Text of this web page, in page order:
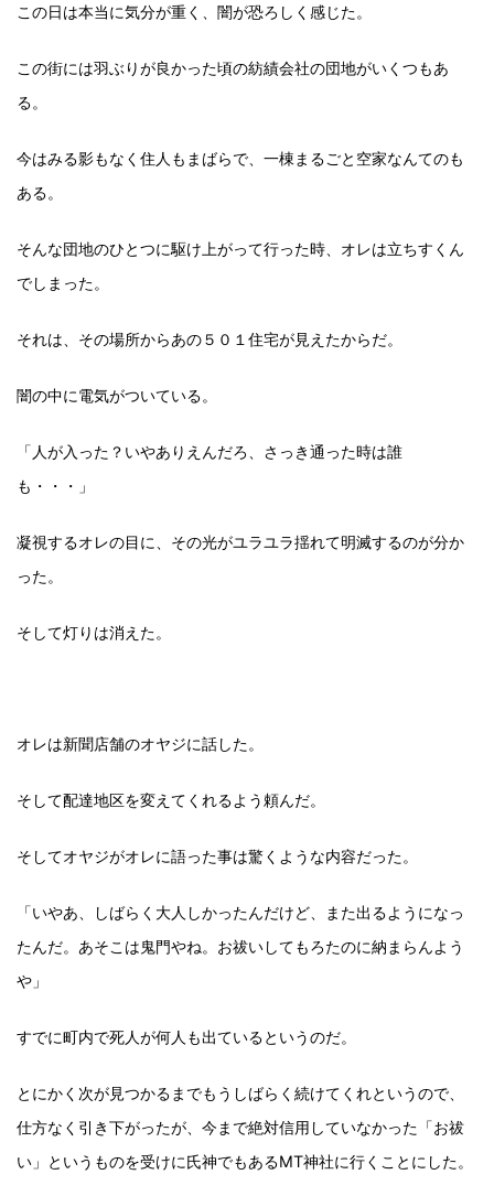
この日は本当に気分が重く、闇が恐ろしく感じた。
この街には羽ぶりが良かった頃の紡績会社の団地がいくつもあ
る。
今はみる影もなく住人もまばらで、一棟まるごと空家なんてのも
ある。
そんな団地のひとつに駆け上がって行った時、オレは立ちすくん
でしまった。
それは、その場所からあの５０１住宅が見えたからだ。
闇の中に電気がついている。
「人が入った？いやありえんだろ、さっき通った時は誰
も・・・」
凝視するオレの目に、その光がユラユラ揺れて明滅するのが分か
った。
そして灯りは消えた。
オレは新聞店舗のオヤジに話した。
そして配達地区を変えてくれるよう頼んだ。
そしてオヤジがオレに語った事は驚くような内容だった。
「いやあ、しばらく大人しかったんだけど、また出るようになっ
たんだ。あそこは鬼門やね。お祓いしてもろたのに納まらんよう
や」
すでに町内で死人が何人も出ているというのだ。
とにかく次が見つかるまでもうしばらく続けてくれというので、
仕方なく引き下がったが、今まで絶対信用していなかった「お祓
い」というものを受けに氏神でもあるMT神社に行くことにした。